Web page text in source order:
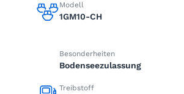
Modell
1GM10-CH
Besonderheiten
Bodenseezulassung
Treibstoff